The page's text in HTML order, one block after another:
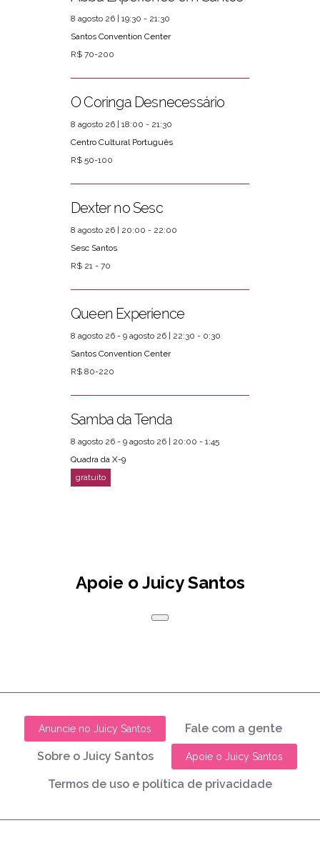
8 agosto 26 | 19:30 - 21:30
Santos Convention Center
R$ 70-200
O Coringa Desnecessário
8 agosto 26 | 18:00 - 21:30
Centro Cultural Português
R$ 50-100
Dexter no Sesc
8 agosto 26 | 20:00 - 22:00
Sesc Santos
R$ 21 - 70
Queen Experience
8 agosto 26 - 9 agosto 26 | 22:30 - 0:30
Santos Convention Center
R$ 80-220
Samba da Tenda
8 agosto 26 - 9 agosto 26 | 20:00 - 1:45
Quadra da X-9
Apoie o Juicy Santos
Anuncie no Juicy Santos Fale com a gente
Sobre o Juicy Santos Apoie o Juicy Santos
Termos de uso e política de privacidade